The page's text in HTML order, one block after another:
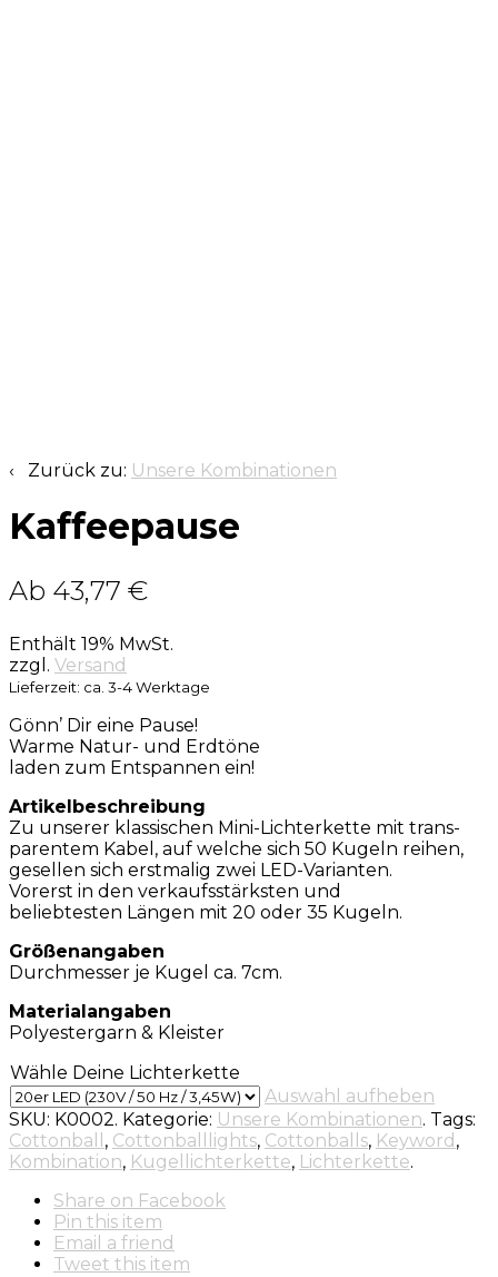
‹ Zurück zu: Unsere Kombinationen
Kaffeepause
Ab 43,77 €
Enthält 19% MwSt.
zzgl. Versand
Lieferzeit: ca. 3-4 Werktage
Gönn’ Dir eine Pause!
Warme Natur- und Erdtöne
laden zum Entspannen ein!
Artikelbeschreibung
Zu unserer klassischen Mini-Lichterkette mit trans-
parentem Kabel, auf welche sich 50 Kugeln reihen,
gesellen sich erstmalig zwei LED-Varianten.
Vorerst in den verkaufsstärksten und
beliebtesten Längen mit 20 oder 35 Kugeln.
Größenangaben
Durchmesser je Kugel ca. 7cm.
Materialangaben
Polyestergarn & Kleister
Wähle Deine Lichterkette
Auswahl aufheben
SKU: K0002. Kategorie: Unsere Kombinationen. Tags:
Cottonball , Cottonballlights, Cottonballs, Keyword ,
Kombination, Kugellichterkette, Lichterkette.
Share on Facebook
Pin this item
Email a friend
Tweet this item